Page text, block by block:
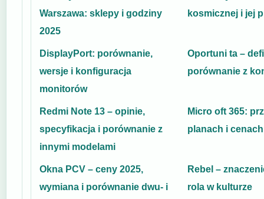
Warszawa: sklepy i godziny
2025
kosmicznej i jej
DisplayPort: porównanie,
wersje i konfiguracja
monitorów
Oportuni ta –
porównanie z
Redmi Note 13 – opinie,
specyfikacja i porównanie z
innymi modelami
Micro oft 365:
planach i cenach
Okna PCV – ceny 2025,
wymiana i porównanie dwu- i
Rebel –
rola w kulturze